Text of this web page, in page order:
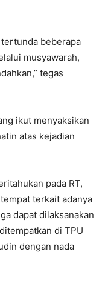
beberapa
musyawarah,
tegas
ikut menyaksikan
atas kejadian
pada RT,
terkait adanya
dapat dilaksanakan
di TPU
dengan nada